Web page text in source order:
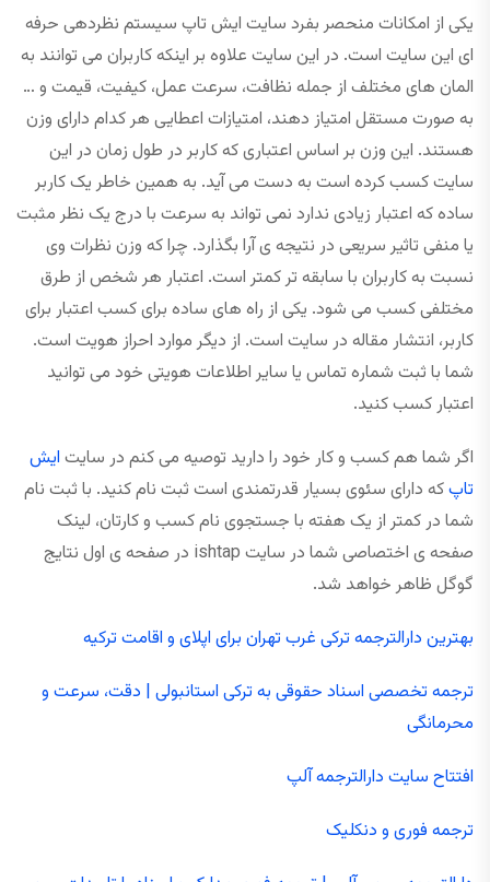
یکی از امکانات منحصر بفرد سایت ایش تاپ سیستم نظردهی حرفه
ای این سایت است. در این سایت علاوه بر اینکه کاربران می توانند به
المان های مختلف از جمله نظافت، سرعت عمل، کیفیت، قیمت و …
به صورت مستقل امتیاز دهند، امتیازات اعطایی هر کدام دارای وزن
هستند. این وزن بر اساس اعتباری که کاربر در طول زمان در این
سایت کسب کرده است به دست می آید. به همین خاطر یک کاربر
ساده که اعتبار زیادی ندارد نمی تواند به سرعت با درج یک نظر مثبت
یا منفی تاثیر سریعی در نتیجه ی آرا بگذارد. چرا که وزن نظرات وی
نسبت به کاربران با سابقه تر کمتر است. اعتبار هر شخص از طرق
مختلفی کسب می شود. یکی از راه های ساده برای کسب اعتبار برای
کاربر، انتشار مقاله در سایت است. از دیگر موارد احراز هویت است.
شما با ثبت شماره تماس یا سایر اطلاعات هویتی خود می توانید
اعتبار کسب کنید.
اگر شما هم کسب و کار خود را دارید توصیه می کنم در سایت ایش
تاپکه دارای سئوی بسیار قدرتمندی است ثبت نام کنید. با ثبت نام
شما در کمتر از یک هفته با جستجوی نام کسب و کارتان، لینک
صفحه ی اختصاصی شما در سایت ishtap در صفحه ی اول نتایج
گوگل ظاهر خواهد شد.
بهترین دارالترجمه ترکی غرب تهران برای اپلای و اقامت ترکیه
ترجمه تخصصی اسناد حقوقی به ترکی استانبولی | دقت، سرعت و
محرمانگی
افتتاح سایت دارالترجمه آلپ
ترجمه فوری و دنکلیک